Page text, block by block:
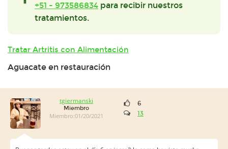
+51 - 973586834 para recibir nuestros
tratamientos.
Tratar Artritis con Alimentación
Aguacate en restauración
tgiermanski
Miembro
Miembro:01/20/2021
6
13